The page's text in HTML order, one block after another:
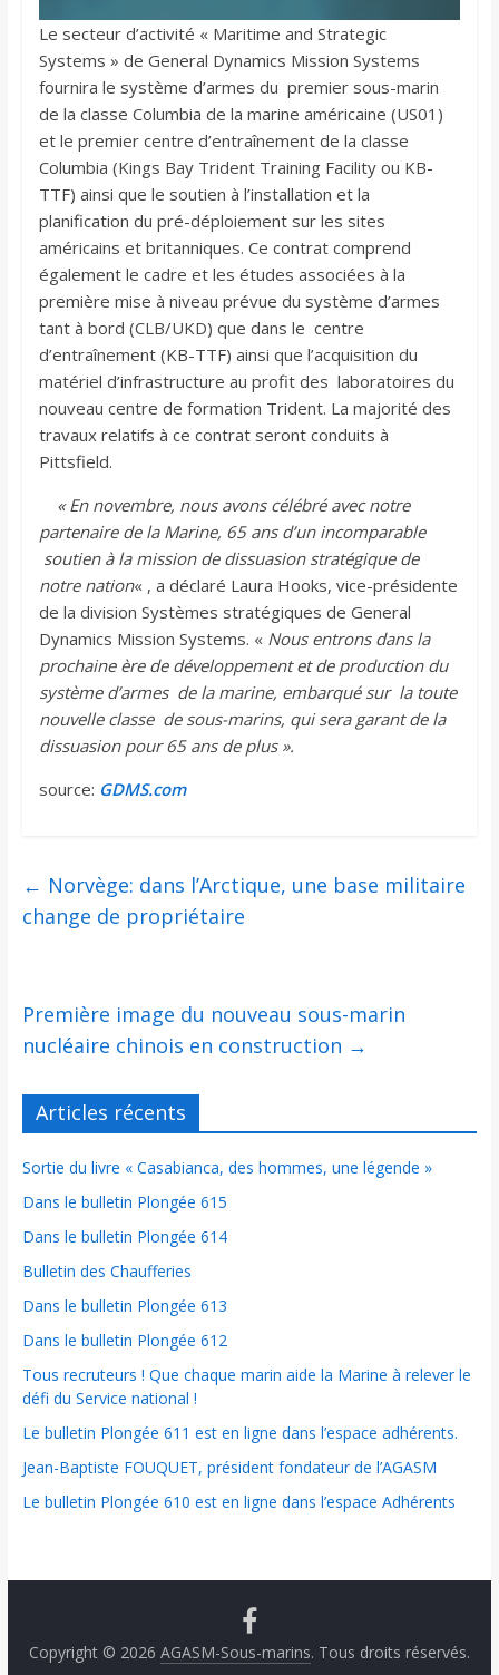
Le secteur d’activité « Maritime and Strategic
Systems » de General Dynamics Mission Systems
fournira le système d’armes du premier sous-marin
de la classe Columbia de la marine américaine (US01)
et le premier centre d’entraînement de la classe
Columbia (Kings Bay Trident Training Facility ou KB-
TTF) ainsi que le soutien à l’installation et la
planification du pré-déploiement sur les sites
américains et britanniques. Ce contrat comprend
également le cadre et les études associées à la
première mise à niveau prévue du système d’armes
tant à bord (CLB/UKD) que dans le centre
d’entraînement (KB-TTF) ainsi que l’acquisition du
matériel d’infrastructure au profit des laboratoires du
nouveau centre de formation Trident. La majorité des
travaux relatifs à ce contrat seront conduits à
Pittsfield.
« En novembre, nous avons célébré avec notre
partenaire de la Marine, 65 ans d’un incomparable
soutien à la mission de dissuasion stratégique de
notre nation« , a déclaré Laura Hooks, vice-présidente
de la division Systèmes stratégiques de General
Dynamics Mission Systems. « Nous entrons dans la
prochaine ère de développement et de production du
système d’armes de la marine, embarqué sur la toute
nouvelle classe de sous-marins, qui sera garant de la
dissuasion pour 65 ans de plus ».
source: GDMS.com
← Norvège: dans l’Arctique, une base militaire
change de propriétaire
Première image du nouveau sous-marin
nucléaire chinois en construction →
Articles récents
Sortie du livre « Casabianca, des hommes, une légende »
Dans le bulletin Plongée 615
Dans le bulletin Plongée 614
Bulletin des Chaufferies
Dans le bulletin Plongée 613
Dans le bulletin Plongée 612
Tous recruteurs ! Que chaque marin aide la Marine à relever le
défi du Service national !
Le bulletin Plongée 611 est en ligne dans l’espace adhérents.
Jean-Baptiste FOUQUET, président fondateur de l’AGASM
Le bulletin Plongée 610 est en ligne dans l’espace Adhérents
Copyright © 2026 AGASM-Sous-marins. Tous droits réservés.